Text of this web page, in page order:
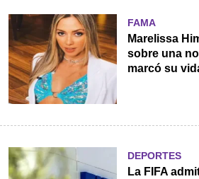
FAMA
Marelissa
sobre una
marcó su
DEPORTES
La FIFA